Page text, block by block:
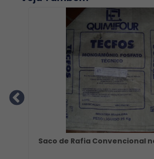
Saco de Rafia Convencional